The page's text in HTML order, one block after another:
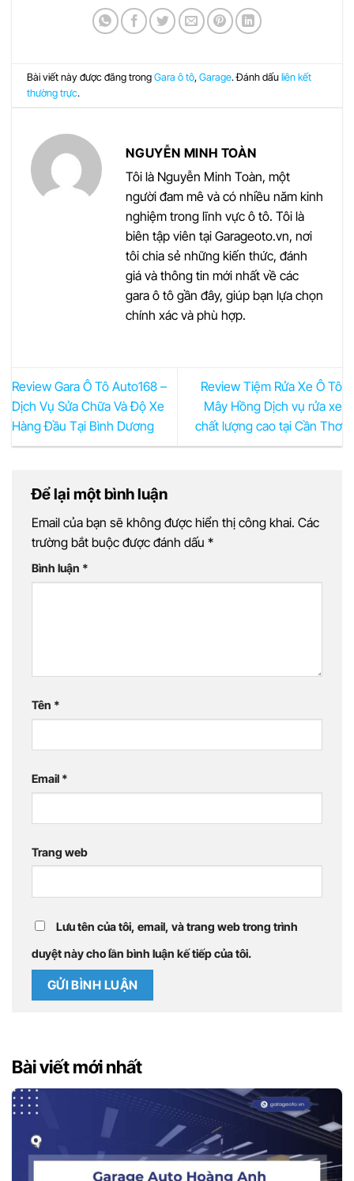
Bài viết này được đăng trongGara ô tô,Garage. Đánh dấuliên kết
thường trực.
NGUYỄN MINH TOÀN
Tôi là Nguyễn Minh Toàn, một
người đam mê và có nhiều năm kinh
nghiệm trong lĩnh vực ô tô. Tôi là
biên tập viên tại Garageoto.vn, nơi
tôi chia sẻ những kiến thức, đánh
giá và thông tin mới nhất về các
gara ô tô gần đây, giúp bạn lựa chọn
chính xác và phù hợp.
Review Gara Ô Tô Auto168 –
Dịch Vụ Sửa Chữa Và Độ Xe
Hàng Đầu Tại Bình Dương
Review Tiệm Rửa Xe Ô Tô
Mây Hồng Dịch vụ rửa xe
chất lượng cao tại Cần Thơ
Để lại một bình luận
Email của bạn sẽ không được hiển thị công khai. Các
trường bắt buộc được đánh dấu *
Bình luận *
Tên *
Email *
Trang web
Lưu tên của tôi, email, và trang web trong trình
duyệt này cho lần bình luận kế tiếp của tôi.
Bài viết mới nhất